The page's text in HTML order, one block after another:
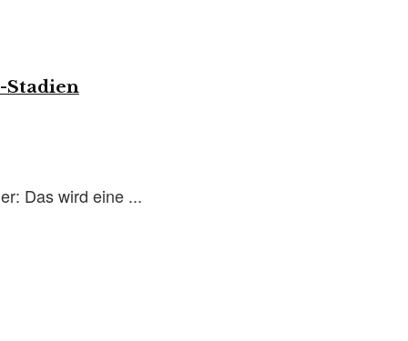
Stadien
Das wird eine ...